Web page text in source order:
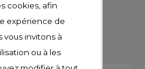
cookies, afin
expérience de
vous invitons à
ou à les